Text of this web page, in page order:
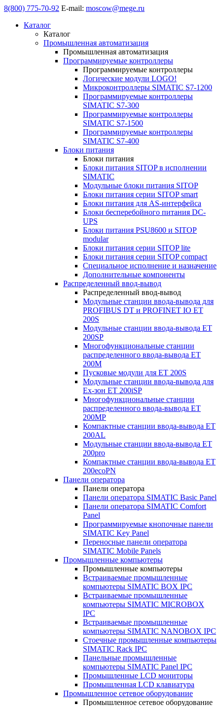
8(800) 775-70-92 E-mail: moscow@mege.ru
Каталог
Каталог
Промышленная автоматизация
Промышленная автоматизация
Программируемые контроллеры
Программируемые контроллеры
Логические модули LOGO!
Микроконтроллеры SIMATIC S7-1200
Программируемые контроллеры
SIMATIC S7-300
Программируемые контроллеры
SIMATIC S7-1500
Программируемые контроллеры
SIMATIC S7-400
Блоки питания
Блоки питания
Блоки питания SITOP в исполнении
SIMATIC
Модульные блоки питания SITOP
Блоки питания серии SITOP smart
Блоки питания для AS-интерфейса
Блоки бесперебойного питания DC-
UPS
Блоки питания PSU8600 и SITOP
modular
Блоки питания серии SITOP lite
Блоки питания серии SITOP compact
Специальное исполнение и назначение
Дополнительные компоненты
Распределенный ввод-вывод
Распределенный ввод-вывод
Модульные станции ввода-вывода для
PROFIBUS DT и PROFINET IO ET
200S
Модульные станции ввода-вывода ET
200SP
Многофункциональные станции
распределенного ввода-вывода ET
200M
Пусковые модули для ET 200S
Модульные станции ввода-вывода для
Ex-зон ET 200iSP
Многофункциональные станции
распределенного ввода-вывода ET
200MP
Компактные станции ввода-вывода ET
200AL
Модульные станции ввода-вывода ET
200pro
Компактные станции ввода-вывода ET
200ecoPN
Панели оператора
Панели оператора
Панели оператора SIMATIC Basic Panel
Панели оператора SIMATIC Comfort
Panel
Программируемые кнопочные панели
SIMATIC Key Panel
Переносные панели оператора
SIMATIC Mobile Panels
Промышленные компьютеры
Промышленные компьютеры
Встраиваемые промышленные
компьютеры SIMATIC BOX IPC
Встраиваемые промышленные
компьютеры SIMATIC MICROBOX
IPC
Встраиваемые промышленные
компьютеры SIMATIC NANOBOX IPC
Стоечные промышленные компьютеры
SIMATIC Rack IPC
Панельные промышленные
компьютеры SIMATIC Panel IPC
Промышленные LCD мониторы
Промышленная LCD клавиатура
Промышленное сетевое оборудование
Промышленное сетевое оборудование